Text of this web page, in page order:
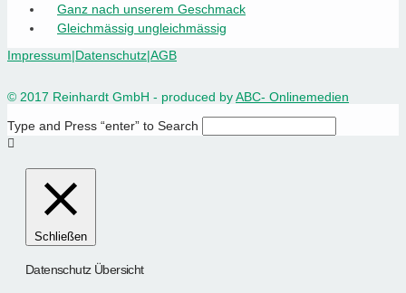
Ganz nach unserem Geschmack
Gleichmässig ungleichmässig
Impressum|Datenschutz|AGB
© 2017 Reinhardt GmbH - produced byABC- Onlinemedien
Type and Press “enter” to Search
Schließen
Datenschutz Übersicht